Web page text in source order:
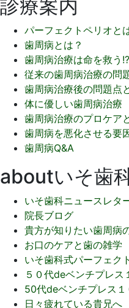
り
診療案内
パーフェクトペリオと
歯周病とは？
歯周病治療は命を救う!?
従来の歯周病治療の問
歯周病治療後の問題点
体に優しい歯周病治療
歯周病治療のプロケア
歯周病を悪化させる要
歯周病Q&A
aboutいそ歯
いそ歯科ニュースレタ
院長ブログ
貴方が知りたい歯周病
お口のケアと歯の雑学
いそ歯科式パーフェク
５０代deベンチプレス
50代deベンチプレス
日々疲れている貴兄へ